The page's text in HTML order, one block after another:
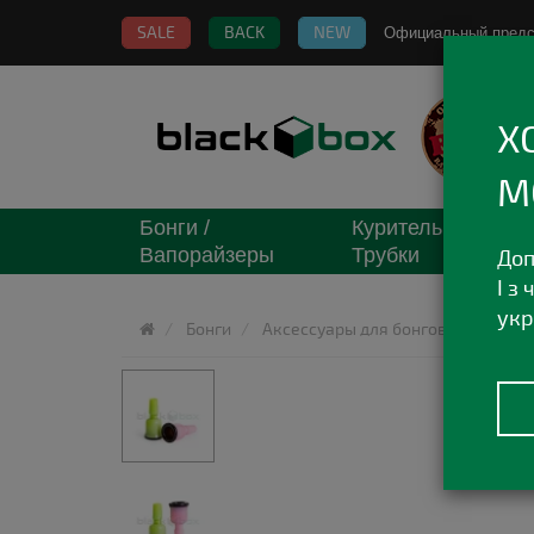
SALE BACK NEW Официальный
Бонги /
Вапорайзеры
Курительные
Трубки
Бонги Аксессуары для бонгов Чаша
І з